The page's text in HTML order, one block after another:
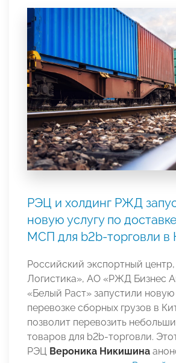
РЭЦ и холдинг РЖД
новую услугу по
МСП для b2b-торговли в
Российский экспортный
Логистика», АО «РЖД Бизнес
«Белый Раст» запустили новую
перевозке сборных грузов в
позволит перевозить
товаров для b2b-торговли.
РЭЦ Вероника Никишина